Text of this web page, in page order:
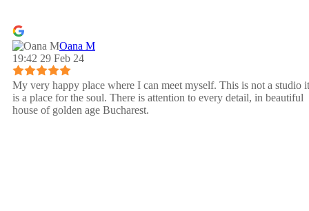
Oana M
19:42 29 Feb 24
My very happy place where I can meet myself. This is not a studio it
is a place for the soul. There is attention to every detail, in beautiful
house of golden age Bucharest.